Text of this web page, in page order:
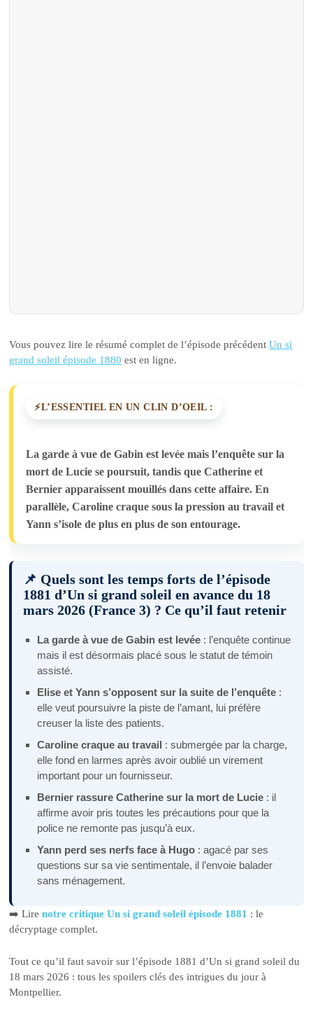
Vous pouvez lire le résumé complet de l’épisode précédentUn si
grand soleil épisode 1880 est en ligne.
L’ESSENTIEL EN UN CLIN D’OEIL :
La garde à vue de Gabin est levée mais l’enquête sur la
mort de Lucie se poursuit, tandis que Catherine et
Bernier apparaissent mouillés dans cette affaire. En
parallèle, Caroline craque sous la pression au travail et
Yann s’isole de plus en plus de son entourage.
📌 Quels sont les temps forts de l’épisode
1881 d’Un si grand soleil en avance du 18
mars 2026 (France 3) ? Ce qu’il faut retenir
La garde à vue de Gabin est levée : l’enquête continue
mais il est désormais placé sous le statut de témoin
assisté.
Elise et Yann s’opposent sur la suite de l’enquête :
elle veut poursuivre la piste de l’amant, lui préfère
creuser la liste des patients.
Caroline craque au travail : submergée par la charge,
elle fond en larmes après avoir oublié un virement
important pour un fournisseur.
Bernier rassure Catherine sur la mort de Lucie : il
affirme avoir pris toutes les précautions pour que la
police ne remonte pas jusqu’à eux.
Yann perd ses nerfs face à Hugo : agacé par ses
questions sur sa vie sentimentale, il l’envoie balader
sans ménagement.
➡️ Lirenotre critique Un si grand soleil épisode 1881 : le
décryptage complet.
Tout ce qu’il faut savoir sur l’épisode 1881 d’Un si grand soleil du
18 mars 2026 : tous les spoilers clés des intrigues du jour à
Montpellier.